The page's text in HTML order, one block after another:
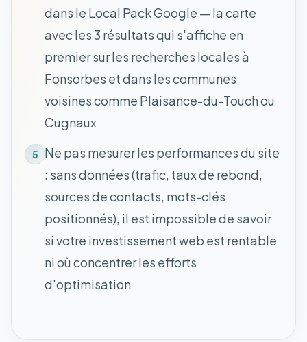
dans le Local Pack Google — la carte
avec les 3 résultats qui s'affiche en
premier sur les recherches locales à
Fonsorbes et dans les communes
voisines comme Plaisance-du-Touch ou
Cugnaux
5 Ne pas mesurer les performances du site
: sans données (trafic, taux de rebond,
sources de contacts, mots-clés
positionnés), il est impossible de savoir
si votre investissement web est rentable
ni où concentrer les efforts
d'optimisation